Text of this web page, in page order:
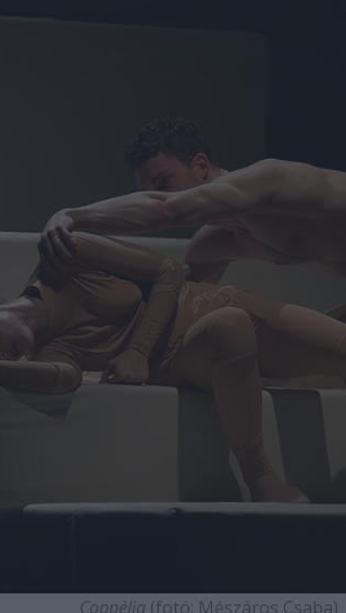
Coppélia (fotó: Mészáros Csaba)